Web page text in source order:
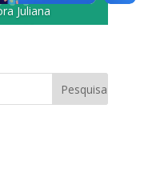
Juliana
na Câmara